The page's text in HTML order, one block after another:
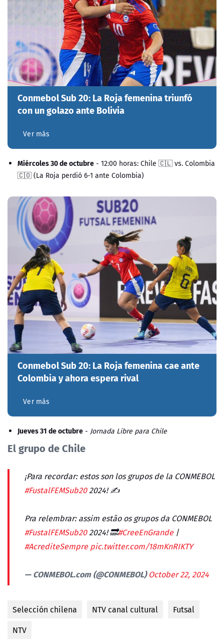
Conmebol Sub 20: La Roja femenina triunfó
con un golazo ante Bolivia
Ver más
Miércoles 30 de octubre - 12:00 horas: Chile 🇨🇱 vs. Colombia
🇨🇴 (La Roja perdió 6-1 ante Colombia)
Conmebol Sub 20: La Roja femenina cae ante
Colombia y ahora espera rival
Ver más
Jueves 31 de octubre - Jornada Libre para Chile
El grupo de Chile
¡Para recordar: estos son los grupos de la CONMEBOL
#FustalFEMSub202024! ✍️
Pra relembrar: assim estão os grupos da CONMEBOL
#FustalFEMSub202024! 🔜#CreeEnGrande|
#AcrediteSempre pic.twitter.com/18mKnRIKTY
— CONMEBOL.com (@CONMEBOL)October 22, 2024
Selección chilena NTV canal cultural
Futsal
NTV